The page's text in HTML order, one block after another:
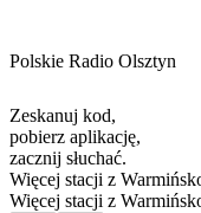
Polskie Radio Olsztyn
Zeskanuj kod,
pobierz aplikację,
zacznij słuchać.
Więcej stacji z
Więcej stacji z